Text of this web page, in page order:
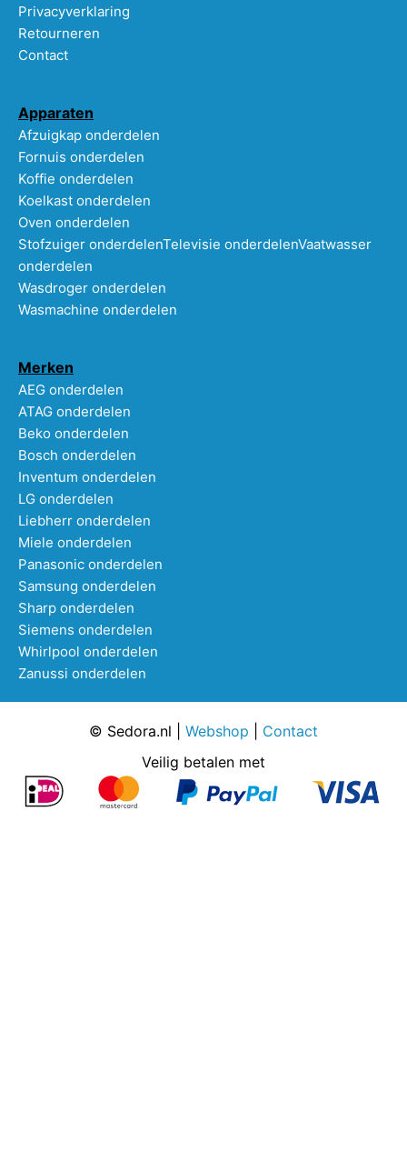
Privacyverklaring
Retourneren
Contact
Apparaten
Afzuigkap onderdelen
Fornuis onderdelen
Koffie onderdelen
Koelkast onderdelen
Oven onderdelen
Stofzuiger onderdelenTelevisie onderdelenVaatwasser
onderdelen
Wasdroger onderdelen
Wasmachine onderdelen
Merken
AEG onderdelen
ATAG onderdelen
Beko onderdelen
Bosch onderdelen
Inventum onderdelen
LG onderdelen
Liebherr onderdelen
Miele onderdelen
Panasonic onderdelen
Samsung onderdelen
Sharp onderdelen
Siemens onderdelen
Whirlpool onderdelen
Zanussi onderdelen
© Sedora.nl | Webshop
Contact
Veilig betalen met